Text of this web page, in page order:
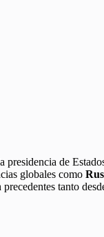
presidencia de
globales como
tanto